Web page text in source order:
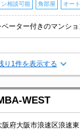
ン相談可能 角部屋 オー
り1件を表示する
WEST
阪府大阪市浪速区浪速